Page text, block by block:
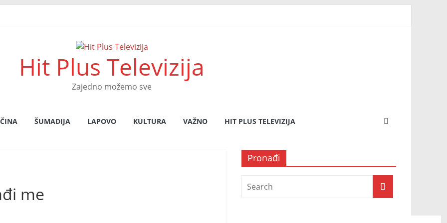
Hit Plus Televizija
Zajedno možemo sve
ŠUMADIJA LAPOVO KULTURA VAŽNO HIT PLUS TELEVIZIJA
me
Pronađi